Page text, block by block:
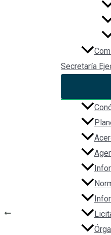
Secretaría
Navegación de entradas
ANTERIOR
Constitución Política del